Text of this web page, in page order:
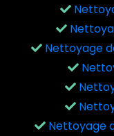
Nettoyage
Nettoyage